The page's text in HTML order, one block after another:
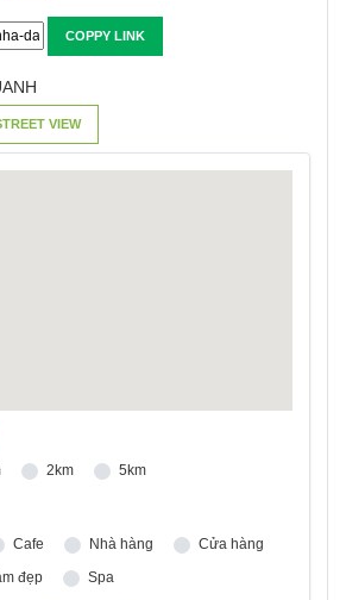
COPPY LINK
VIEW
2km 5km
Cafe Nhà hàng
Cửa hàng
đẹp
Spa